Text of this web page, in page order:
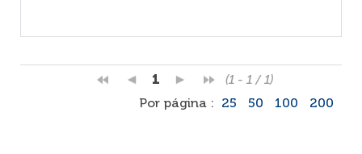
1
(1 - 1 / 1)
Por página :
25 50 100 200